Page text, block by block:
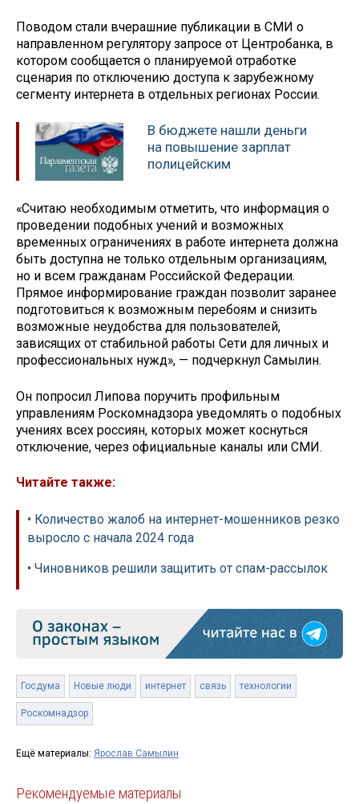
Поводом стали вчерашние публикации в СМИ о
направленном регулятору запросе от Центробанка, в
котором сообщается о планируемой отработке
сценария по отключению доступа к зарубежному
сегменту интернета в отдельных регионах России.
В бюджете нашли деньги
на повышение зарплат
полицейским
«Считаю необходимым отметить, что информация о
проведении подобных учений и возможных
временных ограничениях в работе интернета должна
быть доступна не только отдельным организациям,
но и всем гражданам Российской Федерации.
Прямое информирование граждан позволит заранее
подготовиться к возможным перебоям и снизить
возможные неудобства для пользователей,
зависящих от стабильной работы Сети для личных и
профессиональных нужд», — подчеркнул Самылин.
Он попросил Липова поручить профильным
управлениям Роскомнадзора уведомлять о подобных
учениях всех россиян, которых может коснуться
отключение, через официальные каналы или СМИ.
Читайте также:
• Количество жалоб на интернет-мошенников резко
выросло с начала 2024 года
• Чиновников решили защитить от спам-рассылок
Госдума Новые люди интернет связь технологии
Роскомнадзор
Ещё материалы: Ярослав Самылин
Рекомендуемые материалы